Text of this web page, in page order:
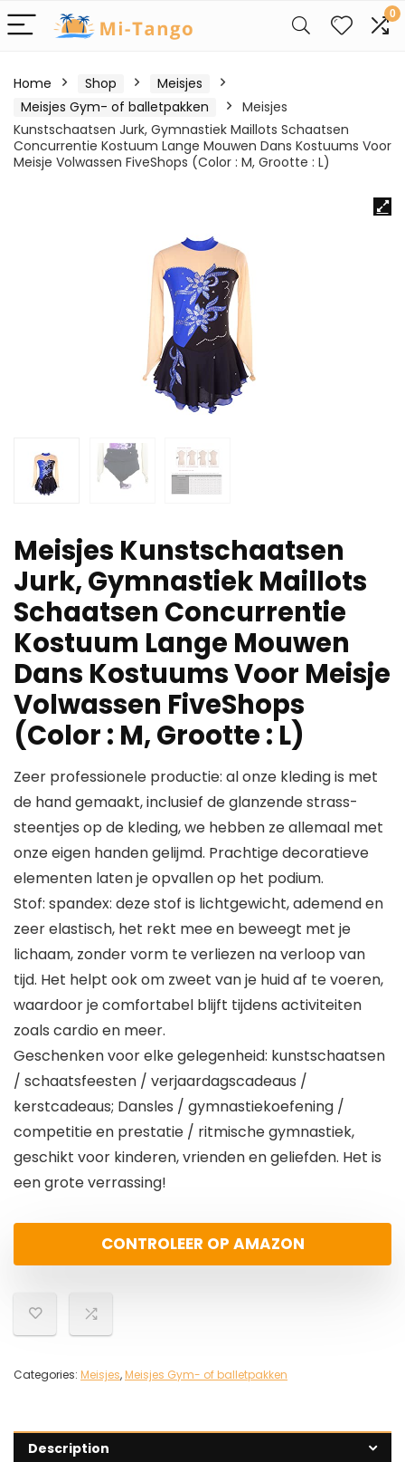
0
Home Shop
Meisjes
Meisjes Gym- of balletpakken
Meisjes
Kunstschaatsen Jurk, Gymnastiek Maillots Schaatsen
Concurrentie Kostuum Lange Mouwen Dans Kostuums Voor
Meisje Volwassen FiveShops (Color : M, Grootte : L)
Meisjes Kunstschaatsen
Jurk, Gymnastiek Maillots
Schaatsen Concurrentie
Kostuum Lange Mouwen
Dans Kostuums Voor Meisje
Volwassen FiveShops
(Color : M, Grootte : L)
Zeer professionele productie: al onze kleding is met
de hand gemaakt, inclusief de glanzende strass-
steentjes op de kleding, we hebben ze allemaal met
onze eigen handen gelijmd. Prachtige decoratieve
elementen laten je opvallen op het podium.
Stof: spandex: deze stof is lichtgewicht, ademend en
zeer elastisch, het rekt mee en beweegt met je
lichaam, zonder vorm te verliezen na verloop van
tijd. Het helpt ook om zweet van je huid af te voeren,
waardoor je comfortabel blijft tijdens activiteiten
zoals cardio en meer.
Geschenken voor elke gelegenheid: kunstschaatsen
/ schaatsfeesten / verjaardagscadeaus /
kerstcadeaus; Dansles / gymnastiekoefening /
competitie en prestatie / ritmische gymnastiek,
geschikt voor kinderen, vrienden en geliefden. Het is
een grote verrassing!
CONTROLEER OP AMAZON
Categories: Meisjes,Meisjes Gym- of balletpakken
Description